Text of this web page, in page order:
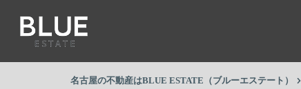
名古屋の不動産はBLUE ESTATE（ブルーエステート）